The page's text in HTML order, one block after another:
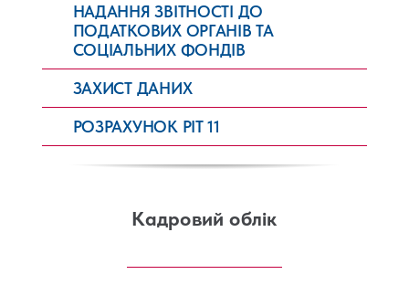
НАДАННЯ ЗВІТНОСТІ ДО
ПОДАТКОВИХ ОРГАНІВ ТА
СОЦІАЛЬНИХ ФОНДІВ
ЗАХИСТ ДАНИХ
РОЗРАХУНОК PIT 11
Кадровий облік